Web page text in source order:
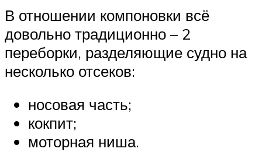
В отношении компоновки всё
довольно традиционно – 2
переборки, разделяющие судно на
несколько отсеков:
носовая часть;
кокпит;
моторная ниша.